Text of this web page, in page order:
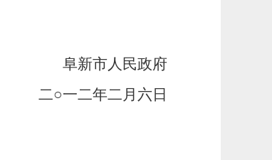
阜新市人民政府
二○一二年二月六日